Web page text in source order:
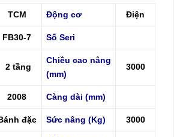
TCM Động cơ Điện
FB30-7 Số Seri
2 tầng
Chiều cao nâng
(mm)
3000
2008 Càng dài (mm)
đặc Sức nâng (Kg) 3000